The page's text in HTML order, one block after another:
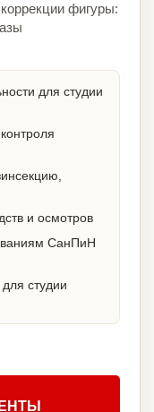
фигуры:
для студии
и осмотров
СанПиН
для студии